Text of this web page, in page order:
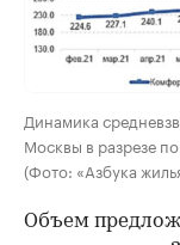
Динамика
Москвы в разрезе
(Фото: «Азбука
Объем